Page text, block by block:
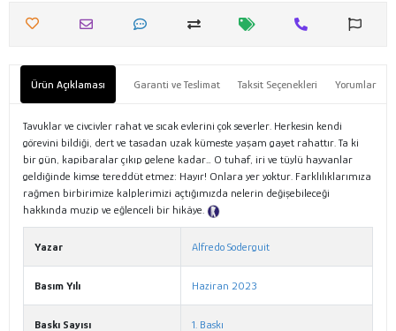
Ürün Açıklaması Garanti ve Teslimat Taksit Seçenekleri Yorumlar
Tavuklar ve civcivler rahat ve sıcak evlerini çok severler. Herkesin kendi
görevini bildiği, dert ve tasadan uzak kümeste yaşam gayet rahattır. Ta ki
bir gün, kapibaralar çıkıp gelene kadar… O tuhaf, iri ve tüylü hayvanlar
geldiğinde kimse tereddüt etmez: Hayır! Onlara yer yoktur. Farklılıklarımıza
rağmen birbirimize kalplerimizi açtığımızda nelerin değişebileceği
hakkında muzip ve eğlenceli bir hikâye.
Yazar Alfredo Soderguit
Basım Yılı Haziran 2023
Baskı Sayısı 1. Baskı